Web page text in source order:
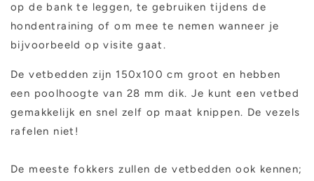
op de bank te leggen, te gebruiken tijdens de
hondentraining of om mee te nemen wanneer je
bijvoorbeeld op visite gaat.
De vetbedden zijn 150x100 cm groot en hebben
een poolhoogte van 28 mm dik. Je kunt een vetbed
gemakkelijk en snel zelf op maat knippen. De vezels
rafelen niet!
De meeste fokkers zullen de vetbedden ook kennen;